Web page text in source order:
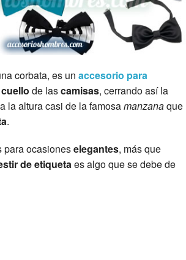
corbata, es un accesorio para
cuello de lascamisas, cerrando así la
la altura casi de la famosamanzanaque
.
para ocasioneselegantes, más que
de etiquetaes algo que se debe de